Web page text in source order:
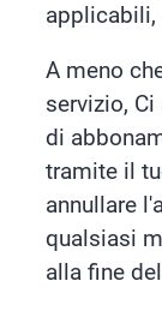
applicabili,
A meno
servizio, Ci
di
tramite il
annullare
qualsiasi
alla fine